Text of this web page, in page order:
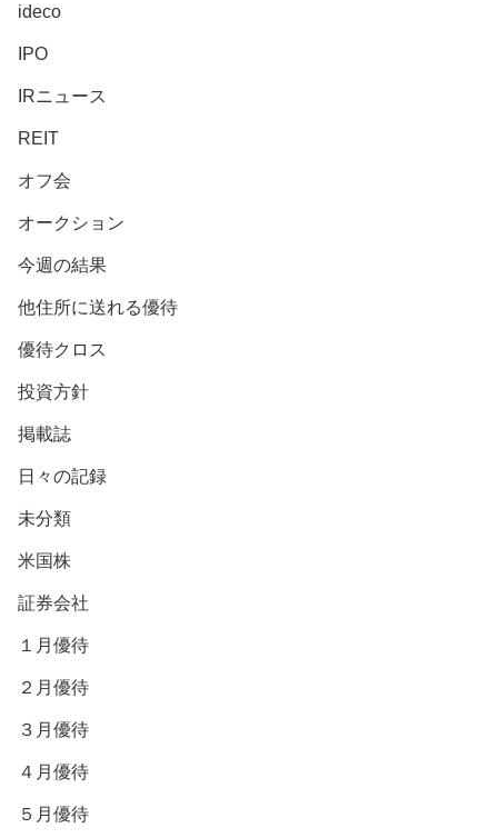
ideco
IPO
IRニュース
REIT
オフ会
オークション
今週の結果
他住所に送れる優待
優待クロス
投資方針
掲載誌
日々の記録
未分類
米国株
証券会社
１月優待
２月優待
３月優待
４月優待
５月優待